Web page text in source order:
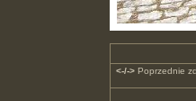
<-/->Poprzednie